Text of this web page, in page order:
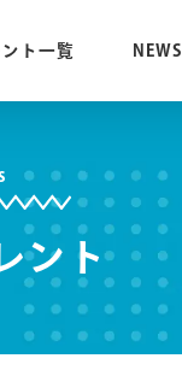
ト一覧 NEWS
ント